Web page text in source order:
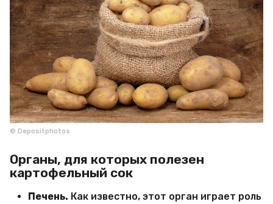
© Depositphotos
Органы, для которых полезен
картофельный сок
Печень. Как известно, этот орган играет роль